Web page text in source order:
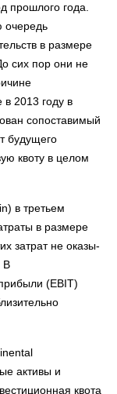
прошлого года.
очередь
в размере
сих пор они не
в 2013 году в
сопоставимый
будущего
квоту в целом
в третьем
в размере
затрат не оказы-
В
(EBIT)
активы и
квота